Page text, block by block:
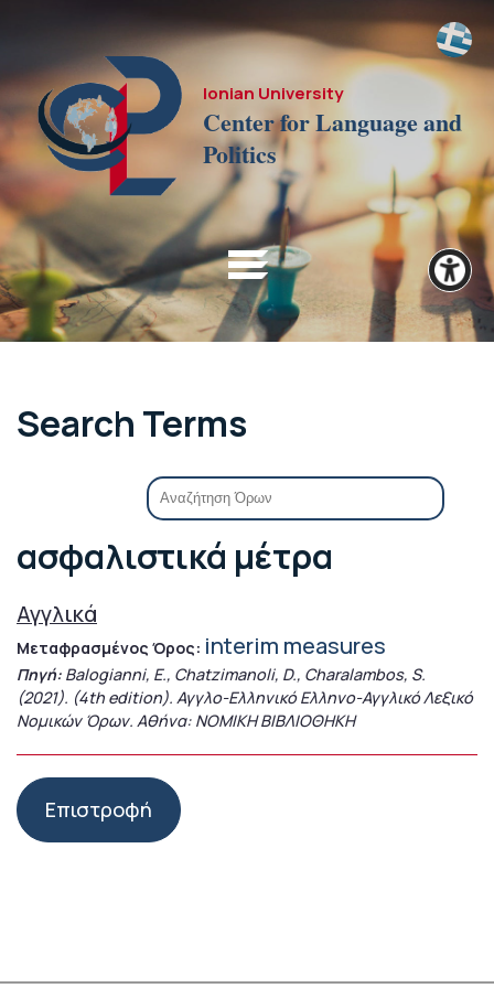
Ionian University
Center for Language and
Politics
Search Terms
ασφαλιστικά μέτρα
Αγγλικά
Μεταφρασμένος Όρος: interim measures
Πηγή: Balogianni, E., Chatzimanoli, D., Charalambos, S.
(2021). (4th edition). Αγγλο-Ελληνικό Ελληνο-Αγγλικό Λεξικό
Νομικών Όρων. Αθήνα: ΝΟΜΙΚΗ ΒΙΒΛΙΟΘΗΚΗ
Επιστροφή